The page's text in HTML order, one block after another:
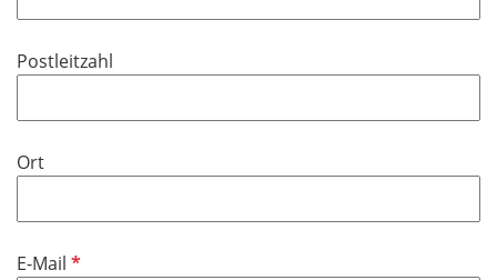
t
e
d
Postleitzahl
Ort
E-Mail P